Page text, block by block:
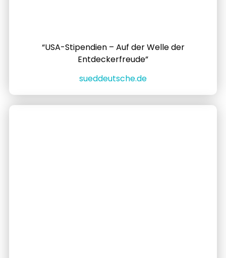
“USA-Stipendien – Auf der Welle der
Entdeckerfreude”
sueddeutsche.de